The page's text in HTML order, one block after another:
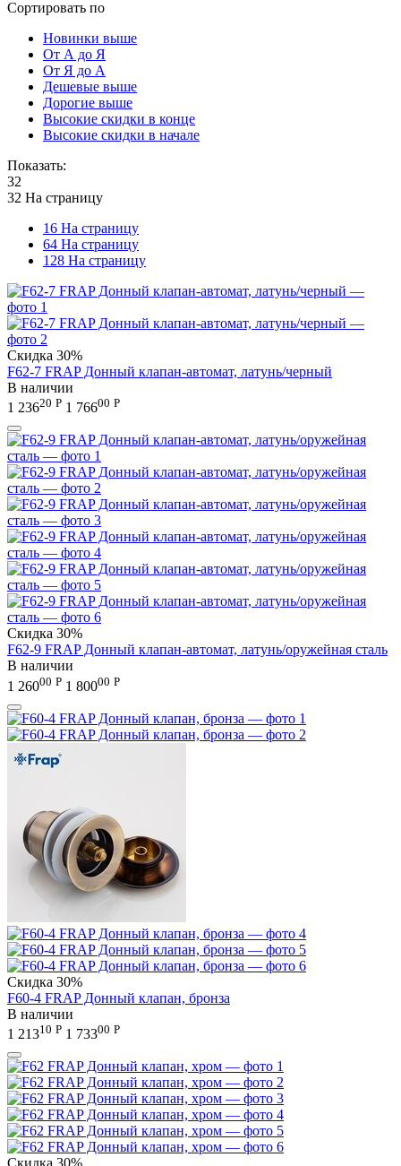
Сортировать по
Новинки выше
От А до Я
От Я до А
Дешевые выше
Дорогие выше
Высокие скидки в конце
Высокие скидки в начале
Показать:
32
32 На страницу
16 На страницу
64 На страницу
128 На страницу
Скидка 30%
F62-7 FRAP Донный клапан-автомат, латунь/черный
В наличии
1 23620 Р 1 76600 Р
Скидка 30%
F62-9 FRAP Донный клапан-автомат, латунь/оружейная сталь
В наличии
1 26000 Р 1 80000 Р
Скидка 30%
F60-4 FRAP Донный клапан, бронза
В наличии
1 21310 Р 1 73300 Р
Скидка 30%